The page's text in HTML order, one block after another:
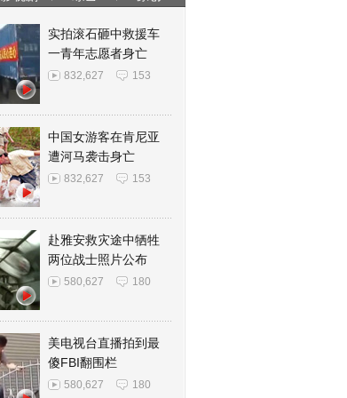
实拍滚石砸中救援车
一青年志愿者身亡
832,627 153
中国女游客在肯尼亚
遭河马袭击身亡
832,627 153
赴雅安救灾途中牺牲
两位战士照片公布
580,627 180
美电视台直播拍到最
傻FBI翻围栏
580,627 180